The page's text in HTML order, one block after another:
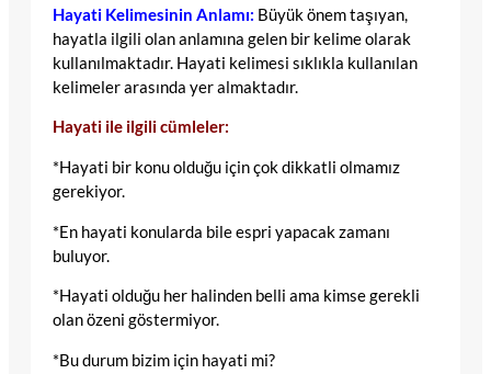
Hayati Kelimesinin Anlamı: Büyük önem taşıyan,
hayatla ilgili olan anlamına gelen bir kelime olarak
kullanılmaktadır. Hayati kelimesi sıklıkla kullanılan
kelimeler arasında yer almaktadır.
Hayati ile ilgili cümleler:
*Hayati bir konu olduğu için çok dikkatli olmamız
gerekiyor.
*En hayati konularda bile espri yapacak zamanı
buluyor.
*Hayati olduğu her halinden belli ama kimse gerekli
olan özeni göstermiyor.
*Bu durum bizim için hayati mi?